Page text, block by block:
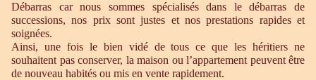
Débarras car nous sommes spécialisés dans le débarras de
successions, nos prix sont justes et nos prestations rapides et
soignées.
Ainsi, une fois le bien vidé de tous ce que les héritiers ne
souhaitent pas conserver, la maison ou l’appartement peuvent être
de nouveau habités ou mis en vente rapidement.